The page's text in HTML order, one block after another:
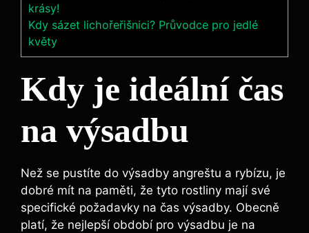
krásy!
Kdy sázet lichořeřišnici? Průvodce pro jedlé
květy
Kdy je ideální čas
na výsadbu
Než se pustíte do výsadby angreštu a rybízu, je
dobré mít na paměti, že tyto rostliny mají své
specifické požadavky na čas výsadby. Obecně
platí, že nejlepší období pro výsadbu je na